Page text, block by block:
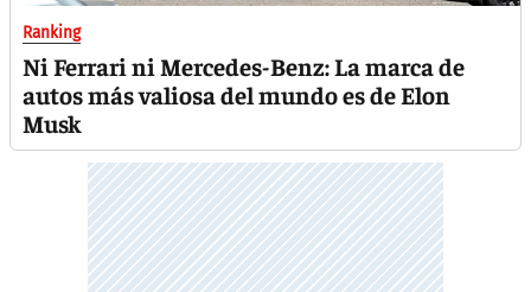
Ranking
Ni Ferrari ni Mercedes-Benz: La marca de
autos más valiosa del mundo es de Elon
Musk